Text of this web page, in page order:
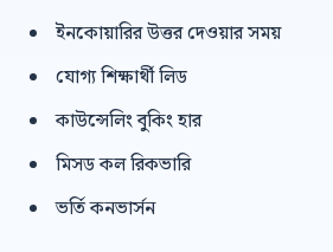
ইনকোয়ারির উত্তর দেওয়ার সময়
যোগ্য শিক্ষার্থী লিড
কাউন্সেলিং বুকিং হার
মিসড কল রিকভারি
ভর্তি কনভার্সন